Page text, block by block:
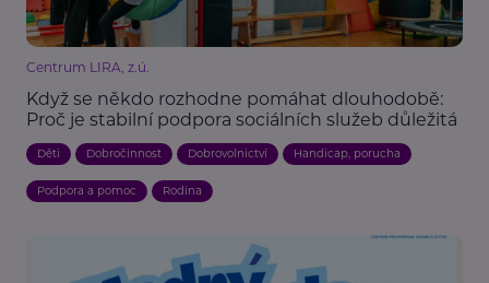
Centrum LIRA, z.ú.
Když se někdo rozhodne pomáhat dlouhodobě:
Proč je stabilní podpora sociálních služeb důležitá
Děti Dobročinnost Dobrovolnictví Handicap, porucha
Podpora a pomoc Rodina